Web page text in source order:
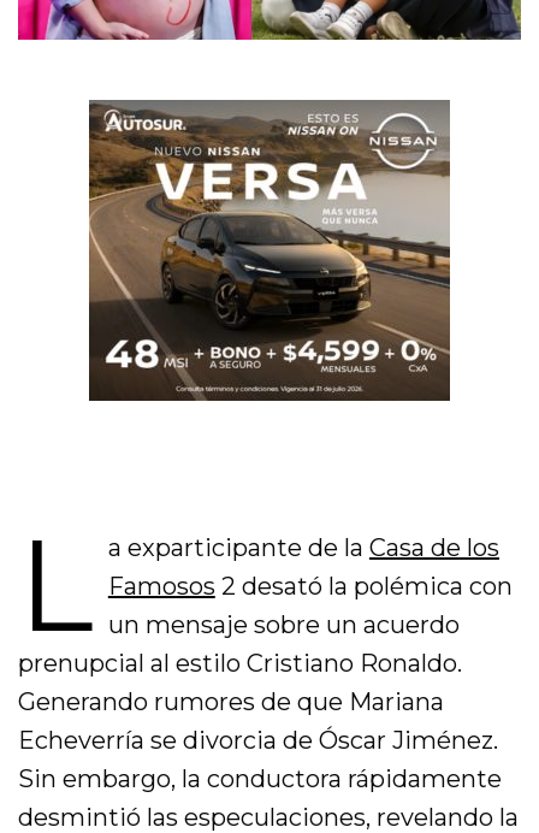
L a exparticipante de la Casa de los
Famosos 2 desató la polémica con
un mensaje sobre un acuerdo
prenupcial al estilo Cristiano Ronaldo.
Generando rumores de que Mariana
Echeverría se divorcia de Óscar Jiménez.
Sin embargo, la conductora rápidamente
desmintió las especulaciones, revelando la